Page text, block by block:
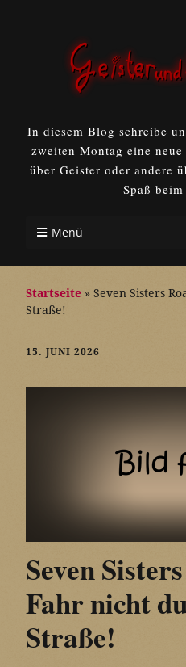
In diesem Blog schreibe
zweiten Montag eine
über Geister oder andere
Spaß
Menü
Startseite » Seven Sisters
Straße!
15. JUNI 2026
Seven
Fahr nicht
Straße!